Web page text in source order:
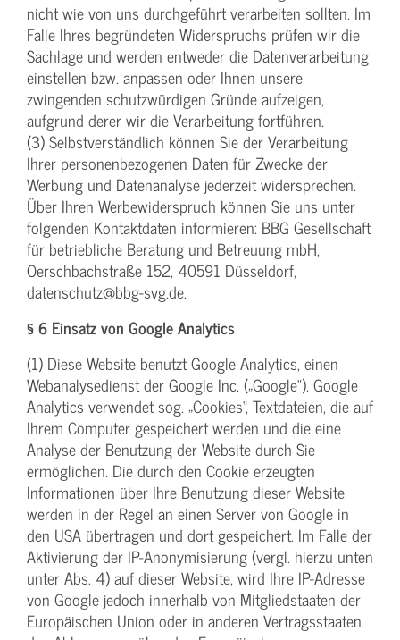
nicht wie von uns durchgeführt verarbeiten sollten. Im
Falle Ihres begründeten Widerspruchs prüfen wir die
Sachlage und werden entweder die Datenverarbeitung
einstellen bzw. anpassen oder Ihnen unsere
zwingenden schutzwürdigen Gründe aufzeigen,
aufgrund derer wir die Verarbeitung fortführen.
(3) Selbstverständlich können Sie der Verarbeitung
Ihrer personenbezogenen Daten für Zwecke der
Werbung und Datenanalyse jederzeit widersprechen.
Über Ihren Werbewiderspruch können Sie uns unter
folgenden Kontaktdaten informieren: BBG Gesellschaft
für betriebliche Beratung und Betreuung mbH,
Oerschbachstraße 152, 40591 Düsseldorf,
datenschutz@bbg-svg.de.
§ 6 Einsatz von Google Analytics
(1) Diese Website benutzt Google Analytics, einen
Webanalysedienst der Google Inc. („Google“). Google
Analytics verwendet sog. „Cookies“, Textdateien, die auf
Ihrem Computer gespeichert werden und die eine
Analyse der Benutzung der Website durch Sie
ermöglichen. Die durch den Cookie erzeugten
Informationen über Ihre Benutzung dieser Website
werden in der Regel an einen Server von Google in
den USA übertragen und dort gespeichert. Im Falle der
Aktivierung der IP-Anonymisierung (vergl. hierzu unten
unter Abs. 4) auf dieser Website, wird Ihre IP-Adresse
von Google jedoch innerhalb von Mitgliedstaaten der
Europäischen Union oder in anderen Vertragsstaaten